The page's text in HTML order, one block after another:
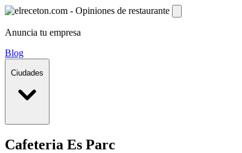
Anuncia tu empresa
Blog
Ciudades
Cafeteria Es Parc